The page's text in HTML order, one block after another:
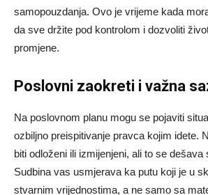
samopouzdanja. Ovo je vrijeme kada
da sve držite pod kontrolom i dozvoliti
promjene.
Poslovni zaokreti i važna
Na poslovnom planu mogu se pojaviti
ozbiljno preispitivanje pravca kojim idete.
biti odloženi ili izmijenjeni, ali to se dešava
Sudbina vas usmjerava ka putu koji je u
stvarnim vrijednostima, a ne samo sa